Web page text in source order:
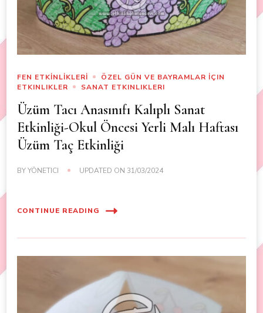
FEN ETKİNLİKLERİ
ÖZEL GÜN VE BAYRAMLAR İÇIN
ETKINLIKLER
SANAT ETKINLIKLERI
Üzüm Tacı Anasınıfı Kalıplı Sanat
Etkinliği-Okul Öncesi Yerli Malı Haftası
Üzüm Taç Etkinliği
BYYÖNETICI UPDATED ON 31/03/2024
CONTINUE READING